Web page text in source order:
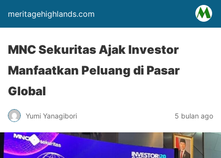
meritagehighlands.com
MNC Sekuritas Ajak Investor
Manfaatkan Peluang di Pasar
Global
Yumi Yanagibori 5 bulan ago